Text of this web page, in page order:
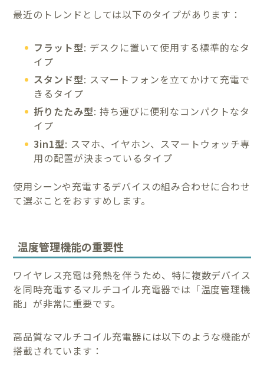
最近のトレンドとしては以下のタイプがあります：
フラット型: デスクに置いて使用する標準的なタ
イプ
スタンド型: スマートフォンを立てかけて充電で
きるタイプ
折りたたみ型: 持ち運びに便利なコンパクトなタ
イプ
3in1型: スマホ、イヤホン、スマートウォッチ専
用の配置が決まっているタイプ
使用シーンや充電するデバイスの組み合わせに合わせ
て選ぶことをおすすめします。
温度管理機能の重要性
ワイヤレス充電は発熱を伴うため、特に複数デバイス
を同時充電するマルチコイル充電器では「温度管理機
能」が非常に重要です。
高品質なマルチコイル充電器には以下のような機能が
搭載されています：